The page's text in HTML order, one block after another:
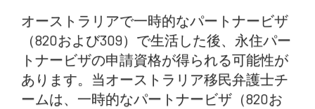
オーストラリアで一時的なパートナービザ
（820および309）で生活した後、永住パー
トナービザの申請資格が得られる可能性が
あります。当オーストラリア移民弁護士チ
ームは、一時的なパートナービザ（820お